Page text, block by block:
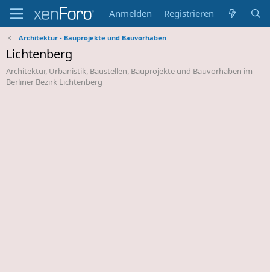
Anmelden Registrieren
Architektur - Bauprojekte und Bauvorhaben
Lichtenberg
Architektur, Urbanistik, Baustellen, Bauprojekte und Bauvorhaben im
Berliner Bezirk Lichtenberg